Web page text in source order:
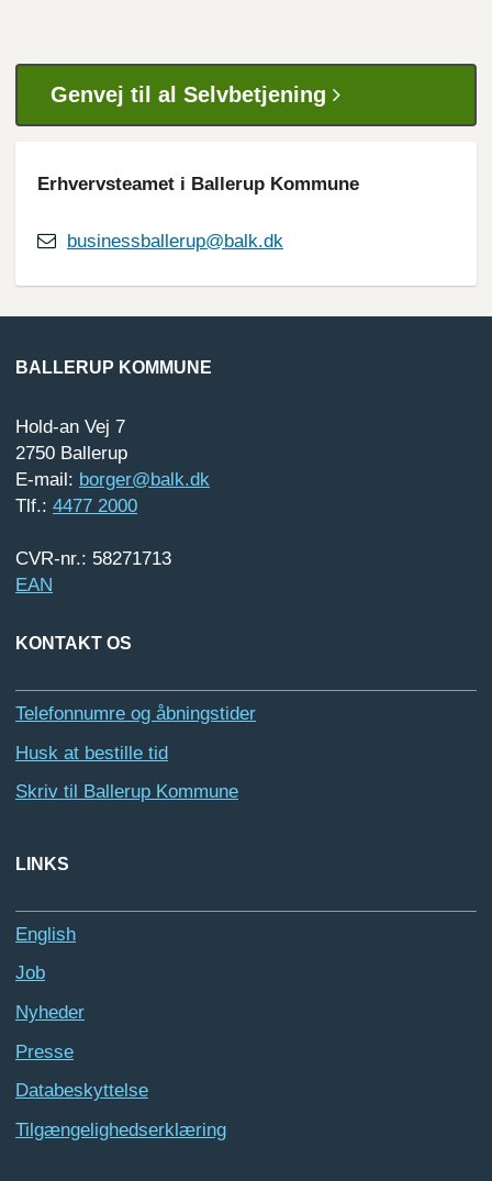
Genvej til al Selvbetjening
Erhvervsteamet i Ballerup Kommune
businessballerup@balk.dk
BALLERUP KOMMUNE
Hold-an Vej 7
2750 Ballerup
E-mail: borger@balk.dk
Tlf.: 4477 2000
CVR-nr.: 58271713
EAN
KONTAKT OS
Telefonnumre og åbningstider
Husk at bestille tid
Skriv til Ballerup Kommune
LINKS
English
Job
Nyheder
Presse
Databeskyttelse
Tilgængelighedserklæring